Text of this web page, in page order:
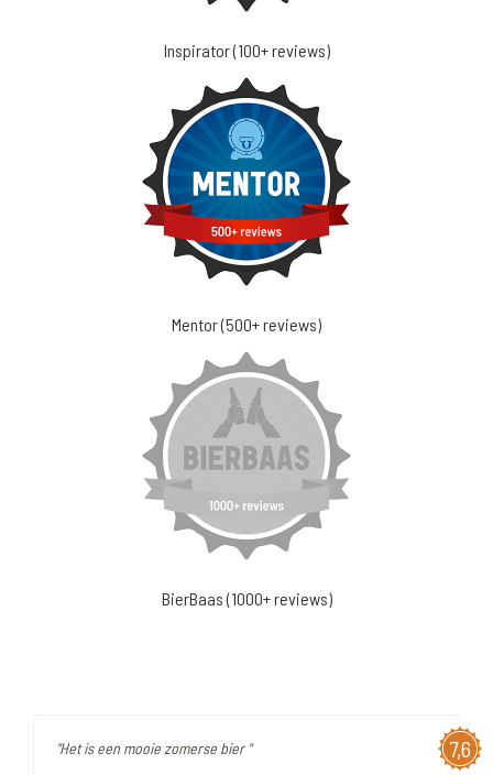
Inspirator (100+ reviews)
Mentor (500+ reviews)
BierBaas (1000+ reviews)
7,6
"Het is een mooie zomerse bier "